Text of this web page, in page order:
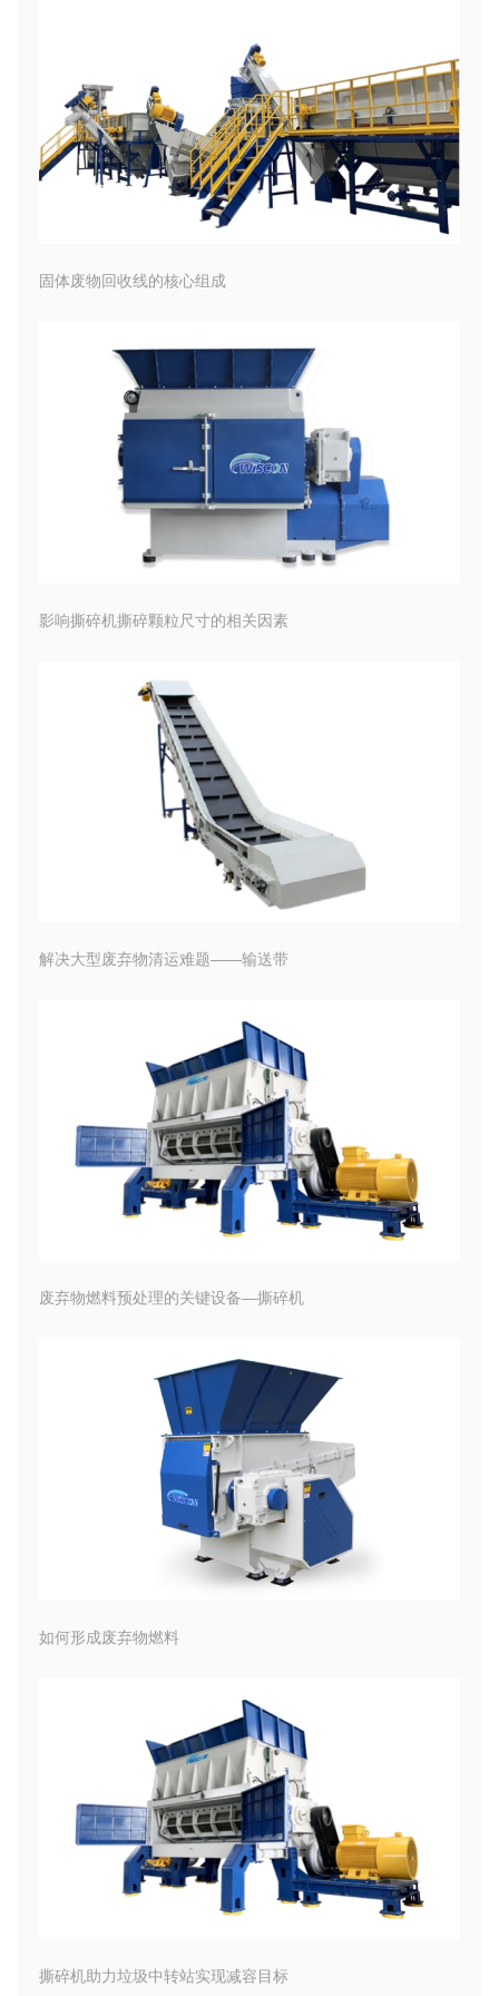
固体废物回收线的核心组成
影响撕碎机撕碎颗粒尺寸的相关因素
解决大型废弃物清运难题——输送带
废弃物燃料预处理的关键设备—撕碎机
如何形成废弃物燃料
撕碎机助力垃圾中转站实现减容目标